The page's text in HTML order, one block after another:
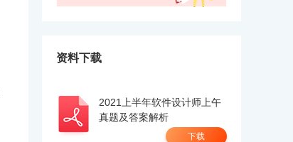
资料下载
2021上半年软件设计师上午
真题及答案解析
下载